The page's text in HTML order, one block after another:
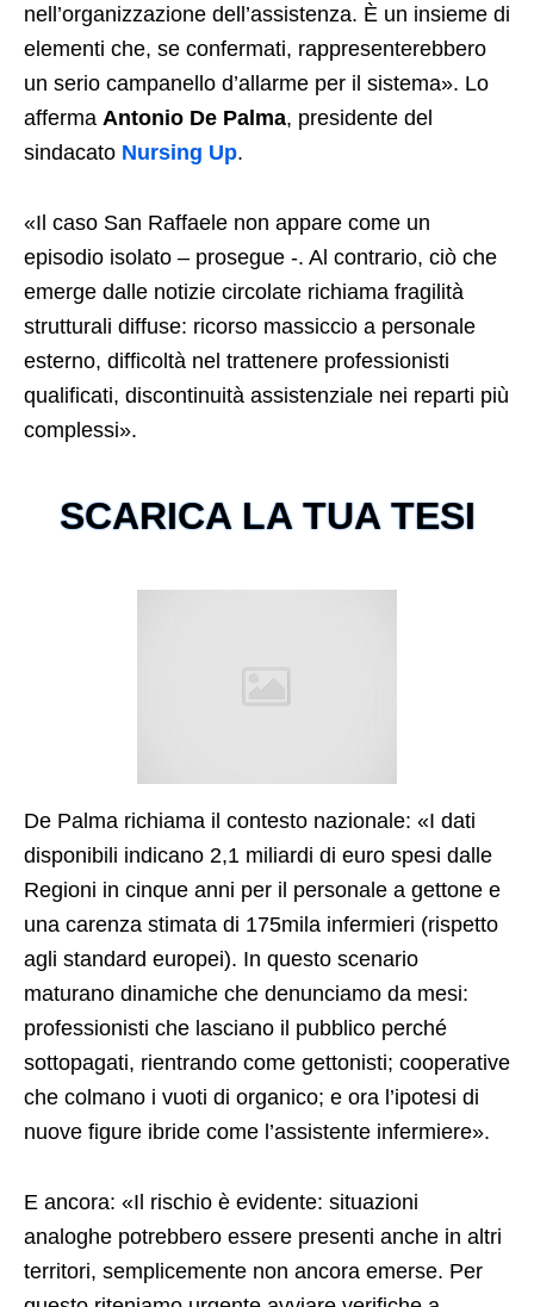
nell’organizzazione dell’assistenza. È un insieme di
elementi che, se confermati, rappresenterebbero
un serio campanello d’allarme per il sistema». Lo
afferma Antonio De Palma, presidente del
sindacato Nursing Up.
«Il caso San Raffaele non appare come un
episodio isolato – prosegue -. Al contrario, ciò che
emerge dalle notizie circolate richiama fragilità
strutturali diffuse: ricorso massiccio a personale
esterno, difficoltà nel trattenere professionisti
qualificati, discontinuità assistenziale nei reparti più
complessi».
SCARICA LA TUA TESI
De Palma richiama il contesto nazionale: «I dati
disponibili indicano 2,1 miliardi di euro spesi dalle
Regioni in cinque anni per il personale a gettone e
una carenza stimata di 175mila infermieri (rispetto
agli standard europei). In questo scenario
maturano dinamiche che denunciamo da mesi:
professionisti che lasciano il pubblico perché
sottopagati, rientrando come gettonisti; cooperative
che colmano i vuoti di organico; e ora l’ipotesi di
nuove figure ibride come l’assistente infermiere».
E ancora: «Il rischio è evidente: situazioni
analoghe potrebbero essere presenti anche in altri
territori, semplicemente non ancora emerse. Per